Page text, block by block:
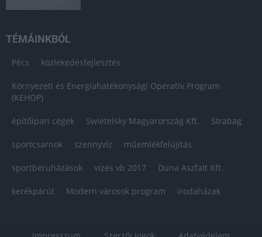
TÉMÁINKBÓL
Pécs közlekedésfejlesztés
Környezeti és Energiahatékonysági Operatív Program
(KEHOP)
építőipari cégek Swietelsky Magyarország Kft. Strabag
sportcsarnok szennyvíz műemlékfelújítás
sportberuházások vizes vb 2017 Duna Aszfalt Kft.
kerékpárút Modern városok program irodaházak